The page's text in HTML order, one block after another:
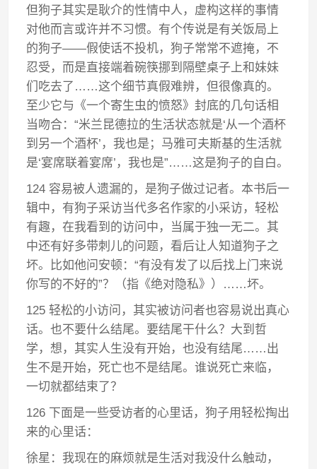
但狗子其实是耿介的性情中人，虚构这样的事情
对他而言或许并不习惯。有个传说是有关饭局上
的狗子——假使话不投机，狗子常常不遮掩，不
忍受，而是直接端着碗筷挪到隔壁桌子上和妹妹
们吃去了……这个细节真假难辨，但很像真的。
至少它与《一个寄生虫的愤怒》封底的几句话相
当吻合：“米兰昆德拉的生活状态就是‘从一个酒杯
到另一个酒杯’，我也是；马雅可夫斯基的生活就
是‘宴席联着宴席’，我也是”……这是狗子的自白。
124 容易被人遗漏的，是狗子做过记者。本书后一
辑中，有狗子采访当代多名作家的小采访，轻松
有趣，在我看到的访问中，当属于独一无二。其
中还有好多带刺儿的问题，看后让人知道狗子之
坏。比如他问安顿：“有没有发了以后找上门来说
你写的不好的”？（指《绝对隐私》）……坏。
125 轻松的小访问，其实被访问者也容易说出真心
话。也不要什么结尾。要结尾干什么？大到哲
学，想，其实人生没有开始，也没有结尾……出
生不是开始，死亡也不是结尾。谁说死亡来临，
一切就都结束了？
126 下面是一些受访者的心里话，狗子用轻松掏出
来的心里话：
徐星：我现在的麻烦就是生活对我没什么触动，